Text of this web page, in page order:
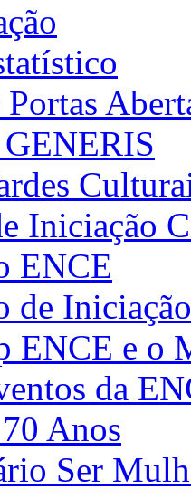
Iniciação
ENCE
de
ENCE e o
da
Anos
Ser